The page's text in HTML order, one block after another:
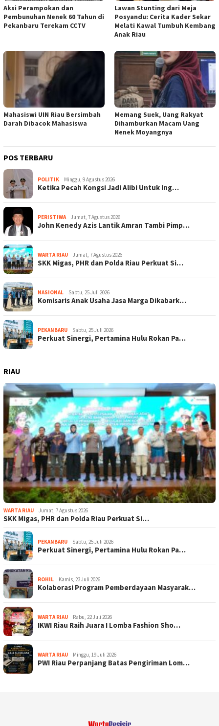
Aksi Perampokan dan
Pembunuhan Nenek 60 Tahun di
Pekanbaru Terekam CCTV
Lawan Stunting dari Meja
Posyandu: Cerita Kader Sekar
Melati Kawal Tumbuh Kembang
Anak Riau
Mahasiswi UIN Riau Bersimbah
Darah Dibacok Mahasiswa
Memang Suek, Uang Rakyat
Dihamburkan Macam Uang
Nenek Moyangnya
POS TERBARU
POLITIK Minggu, 9 Agustus 2026
Ketika Pecah Kongsi Jadi Alibi Untuk Ing…
PERISTIWA Jumat, 7 Agustus 2026
John Kenedy Azis Lantik Amran Tambi Pimp…
WARTA RIAU Jumat, 7 Agustus 2026
SKK Migas, PHR dan Polda Riau Perkuat Si…
NASIONAL Sabtu, 25 Juli 2026
Komisaris Anak Usaha Jasa Marga Dikabark…
PEKANBARU Sabtu, 25 Juli 2026
Perkuat Sinergi, Pertamina Hulu Rokan Pa…
RIAU
WARTA RIAU Jumat, 7 Agustus 2026
SKK Migas, PHR dan Polda Riau Perkuat Si…
PEKANBARU Sabtu, 25 Juli 2026
Perkuat Sinergi, Pertamina Hulu Rokan Pa…
ROHIL Kamis, 23 Juli 2026
Kolaborasi Program Pemberdayaan Masyarak…
WARTA RIAU Rabu, 22 Juli 2026
IKWI Riau Raih Juara I Lomba Fashion Sho…
WARTA RIAU Minggu, 19 Juli 2026
PWI Riau Perpanjang Batas Pengiriman Lom…